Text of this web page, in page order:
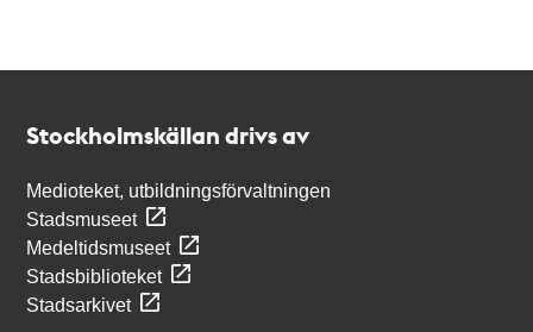
Stockholmskällan drivs av
Medioteket, utbildningsförvaltningen
Stadsmuseet
Medeltidsmuseet
Stadsbiblioteket
Stadsarkivet